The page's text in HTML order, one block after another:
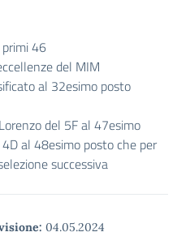
46
del MIM
al 32esimo posto
del 5F al 47esimo
al 48esimo posto che per
successiva
04.05.2024